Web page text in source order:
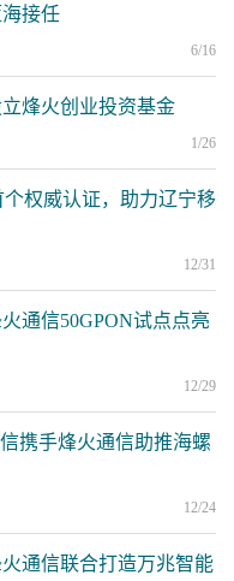
接任
6/16
烽火创业投资基金
1/26
权威认证，助力辽宁移
12/31
通信50GPON试点点亮
12/29
携手烽火通信助推海螺
12/24
通信联合打造万兆智能